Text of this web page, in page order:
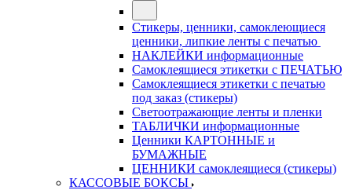
Стикеры, ценники, самоклеющиеся
ценники, липкие ленты с печатью
НАКЛЕЙКИ информационные
Самоклеящиеся этикетки с ПЕЧАТЬЮ
Самоклеящиеся этикетки с печатью
под заказ (стикеры)
Светоотражающие ленты и пленки
ТАБЛИЧКИ информационные
Ценники КАРТОННЫЕ и
БУМАЖНЫЕ
ЦЕННИКИ самоклеящиеся (стикеры)
КАССОВЫЕ БОКСЫ